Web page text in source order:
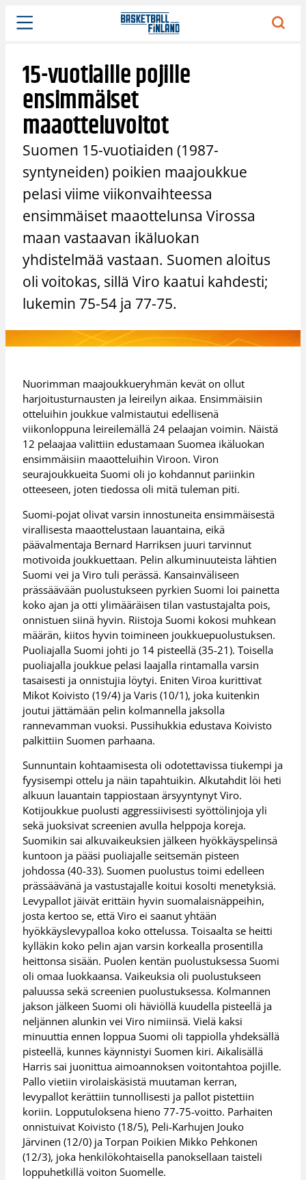
Siirry
sisältöön
15-vuotiaille pojille
ensimmäiset
maaotteluvoitot
Suomen 15-vuotiaiden (1987-
syntyneiden) poikien maajoukkue
pelasi viime viikonvaihteessa
ensimmäiset maaottelunsa Virossa
maan vastaavan ikäluokan
yhdistelmää vastaan. Suomen aloitus
oli voitokas, sillä Viro kaatui kahdesti;
lukemin 75-54 ja 77-75.
Nuorimman maajoukkueryhmän kevät on ollut
harjoitusturnausten ja leireilyn aikaa. Ensimmäisiin
otteluihin joukkue valmistautui edellisenä
viikonloppuna leireilemällä 24 pelaajan voimin. Näistä
12 pelaajaa valittiin edustamaan Suomea ikäluokan
ensimmäisiin maaotteluihin Viroon. Viron
seurajoukkueita Suomi oli jo kohdannut pariinkin
otteeseen, joten tiedossa oli mitä tuleman piti.
Suomi-pojat olivat varsin innostuneita ensimmäisestä
virallisesta maaottelustaan lauantaina, eikä
päävalmentaja Bernard Harriksen juuri tarvinnut
motivoida joukkuettaan. Pelin alkuminuuteista lähtien
Suomi vei ja Viro tuli perässä. Kansainväliseen
prässäävään puolustukseen pyrkien Suomi loi painetta
koko ajan ja otti ylimääräisen tilan vastustajalta pois,
onnistuen siinä hyvin. Riistoja Suomi kokosi muhkean
määrän, kiitos hyvin toimineen joukkuepuolustuksen.
Puoliajalla Suomi johti jo 14 pisteellä (35-21). Toisella
puoliajalla joukkue pelasi laajalla rintamalla varsin
tasaisesti ja onnistujia löytyi. Eniten Viroa kurittivat
Mikot Koivisto (19/4) ja Varis (10/1), joka kuitenkin
joutui jättämään pelin kolmannella jaksolla
rannevamman vuoksi. Pussihukkia edustava Koivisto
palkittiin Suomen parhaana.
Sunnuntain kohtaamisesta oli odotettavissa tiukempi ja
fyysisempi ottelu ja näin tapahtuikin. Alkutahdit löi heti
alkuun lauantain tappiostaan ärsyyntynyt Viro.
Kotijoukkue puolusti aggressiivisesti syöttölinjoja yli
sekä juoksivat screenien avulla helppoja koreja.
Suomikin sai alkuvaikeuksien jälkeen hyökkäyspelinsä
kuntoon ja pääsi puoliajalle seitsemän pisteen
johdossa (40-33). Suomen puolustus toimi edelleen
prässäävänä ja vastustajalle koitui kosolti menetyksiä.
Levypallot jäivät erittäin hyvin suomalaisnäppeihin,
josta kertoo se, että Viro ei saanut yhtään
hyökkäyslevypalloa koko ottelussa. Toisaalta se heitti
kylläkin koko pelin ajan varsin korkealla prosentilla
heittonsa sisään. Puolen kentän puolustuksessa Suomi
oli omaa luokkaansa. Vaikeuksia oli puolustukseen
paluussa sekä screenien puolustuksessa. Kolmannen
jakson jälkeen Suomi oli häviöllä kuudella pisteellä ja
neljännen alunkin vei Viro nimiinsä. Vielä kaksi
minuuttia ennen loppua Suomi oli tappiolla yhdeksällä
pisteellä, kunnes käynnistyi Suomen kiri. Aikalisällä
Harris sai juonittua aimoannoksen voitontahtoa pojille.
Pallo vietiin virolaiskäsistä muutaman kerran,
levypallot kerättiin tunnollisesti ja pallot pistettiin
koriin. Lopputuloksena hieno 77-75-voitto. Parhaiten
onnistuivat Koivisto (18/5), Peli-Karhujen Jouko
Järvinen (12/0) ja Torpan Poikien Mikko Pehkonen
(12/3), joka henkilökohtaisella panoksellaan taisteli
loppuhetkillä voiton Suomelle.